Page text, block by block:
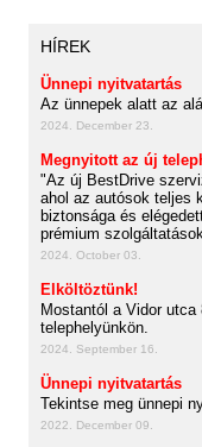
HÍREK
Ünnepi nyitvatartás
Az ünnepek alatt az
2024. December 23.
Megnyitott az új
"Az új BestDrive
ahol az autósok teljes
biztonsága és
prémium
2024. October 03.
Elköltöztünk!
Mostantól a Vidor
telephelyünkön.
2024. September 16.
Ünnepi nyitvatartás
Tekintse meg ünnepi
2022. December 09.